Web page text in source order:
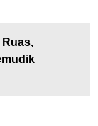
Ruas,